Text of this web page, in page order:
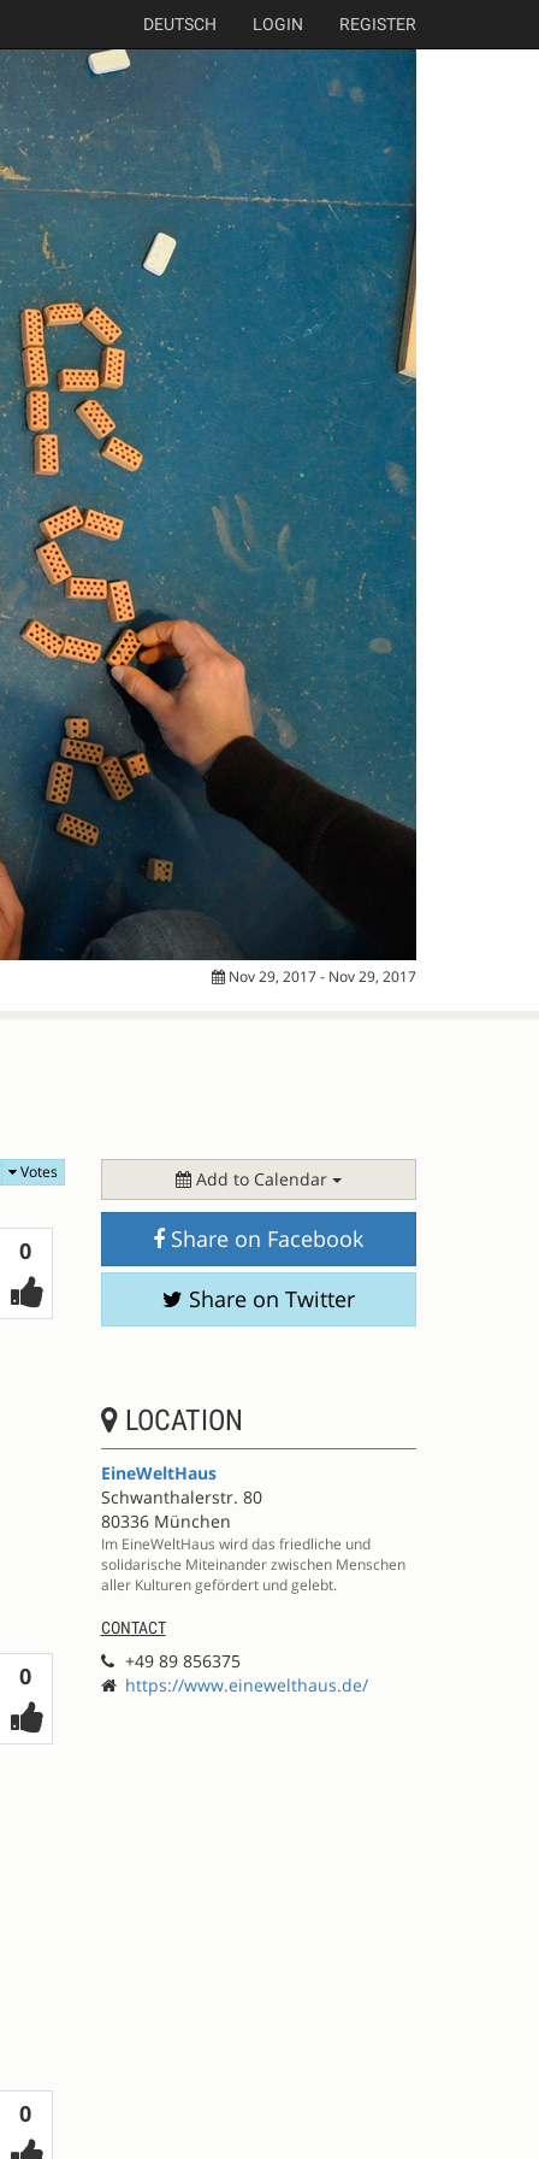
DEUTSCH LOGIN REGISTER
Nov 29, 2017 - Nov 29, 2017
Votes
0Votes
0Votes
0Votes
Add to Calendar
Share on Facebook
Share on Twitter
LOCATION
EineWeltHaus
Schwanthalerstr. 80
80336 München
Im EineWeltHaus wird das friedliche und
solidarische Miteinander zwischen Menschen
aller Kulturen gefördert und gelebt.
CONTACT
+49 89 856375
https://www.einewelthaus.de/